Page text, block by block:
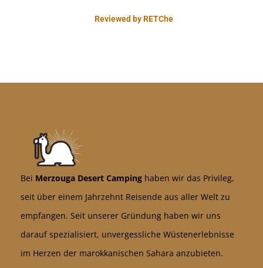
Reviewed by RETChe
Bei Merzouga Desert Camping haben wir das Privileg,
seit über einem Jahrzehnt Reisende aus aller Welt zu
empfangen. Seit unserer Gründung haben wir uns
darauf spezialisiert, unvergessliche Wüstenerlebnisse
im Herzen der marokkanischen Sahara anzubieten.